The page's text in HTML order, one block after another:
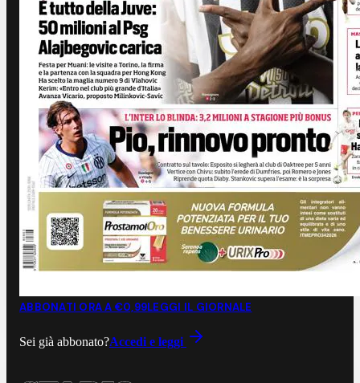
ABBONATI ORA A €0,99LEGGI IL GIORNALE
Sei già abbonato?Accedi e leggi